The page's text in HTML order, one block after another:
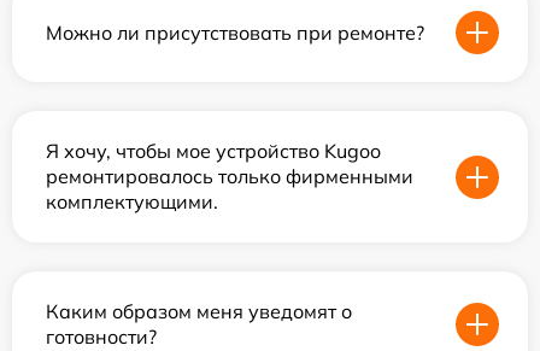
Можно ли присутствовать при ремонте?
Я хочу, чтобы мое устройство Kugoo
ремонтировалось только фирменными
комплектующими.
Каким образом меня уведомят о
готовности?